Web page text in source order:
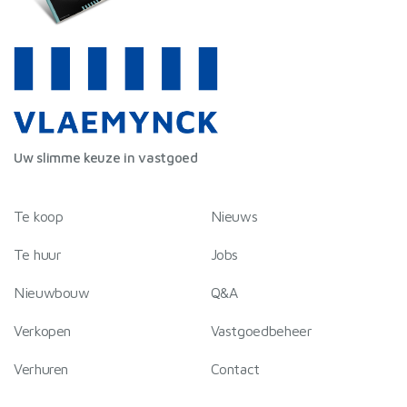
Uw slimme keuze in vastgoed
Te koop
Te huur
Nieuwbouw
Verkopen
Verhuren
Nieuws
Jobs
Q&A
Vastgoedbeheer
Contact